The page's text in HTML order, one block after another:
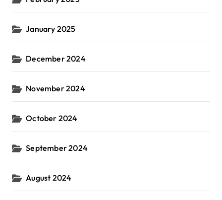
January 2025
December 2024
November 2024
October 2024
September 2024
August 2024